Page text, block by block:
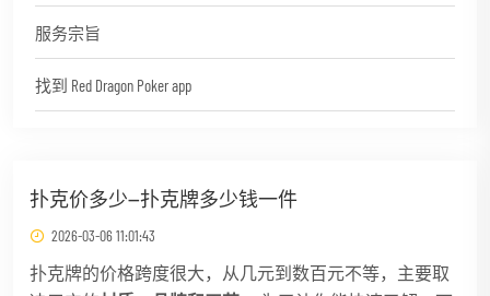
服务宗旨
找到 Red Dragon Poker app
扑克价多少—扑克牌多少钱一件
2026-03-06 11:01:43
扑克牌的价格跨度很大，从几元到数百元不等，主要取